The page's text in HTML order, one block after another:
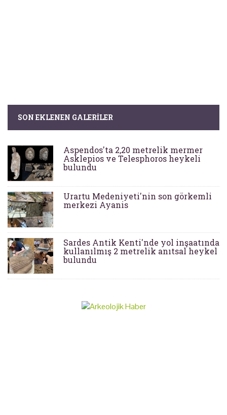
SON EKLENEN GALERILER
Aspendos'ta 2,20 metrelik mermer
Asklepios ve Telesphoros heykeli
bulundu
Urartu Medeniyeti'nin son görkemli
merkezi Ayanis
Sardes Antik Kenti'nde yol inşaatında
kullanılmış 2 metrelik anıtsal heykel
bulundu